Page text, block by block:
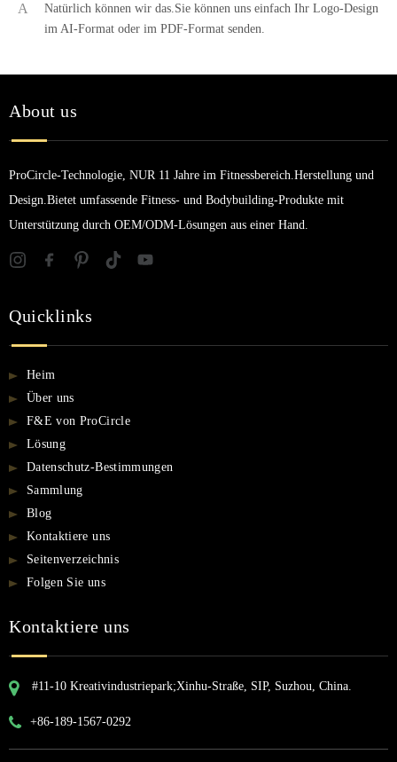
A
Natürlich können wir das.Sie können uns einfach Ihr Logo-Design
im AI-Format oder im PDF-Format senden.
About us
ProCircle-Technologie, NUR 11 Jahre im Fitnessbereich.Herstellung und
Design.Bietet umfassende Fitness- und Bodybuilding-Produkte mit
Unterstützung durch OEM/ODM-Lösungen aus einer Hand.
Quicklinks
Heim
Über uns
F&E von ProCircle
Lösung
Datenschutz-Bestimmungen
Sammlung
Blog
Kontaktiere uns
Seitenverzeichnis
Folgen Sie uns
Kontaktiere uns
#11-10 Kreativindustriepark;Xinhu-Straße, SIP, Suzhou, China.
+86-189-1567-0292